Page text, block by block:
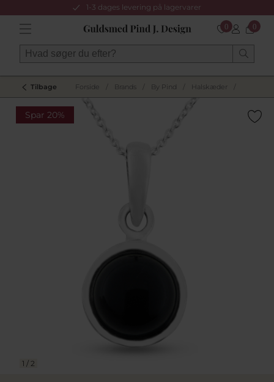
1-3 dages levering på lagervarer
0 0
Tilbage Forside Brands By Pind Halskæder
Spar 20%
1 / 2